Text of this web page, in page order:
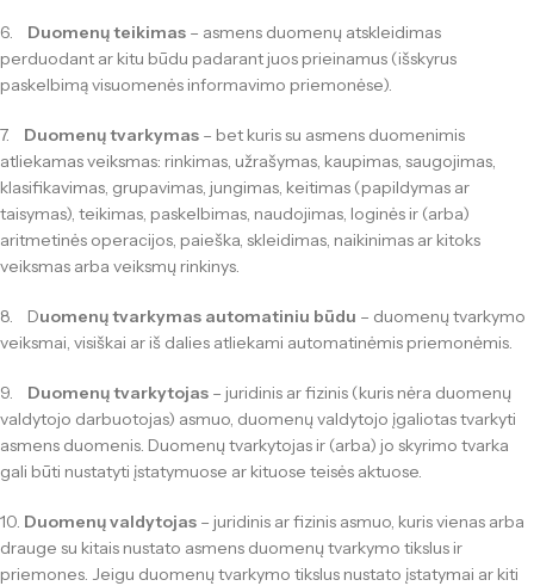
6. Duomenų teikimas – asmens duomenų atskleidimas
perduodant ar kitu būdu padarant juos prieinamus (išskyrus
paskelbimą visuomenės informavimo priemonėse).
7. Duomenų tvarkymas – bet kuris su asmens duomenimis
atliekamas veiksmas: rinkimas, užrašymas, kaupimas, saugojimas,
klasifikavimas, grupavimas, jungimas, keitimas (papildymas ar
taisymas), teikimas, paskelbimas, naudojimas, loginės ir (arba)
aritmetinės operacijos, paieška, skleidimas, naikinimas ar kitoks
veiksmas arba veiksmų rinkinys.
8. Duomenų tvarkymas automatiniu būdu – duomenų tvarkymo
veiksmai, visiškai ar iš dalies atliekami automatinėmis priemonėmis.
9. Duomenų tvarkytojas – juridinis ar fizinis (kuris nėra duomenų
valdytojo darbuotojas) asmuo, duomenų valdytojo įgaliotas tvarkyti
asmens duomenis. Duomenų tvarkytojas ir (arba) jo skyrimo tvarka
gali būti nustatyti įstatymuose ar kituose teisės aktuose.
10. Duomenų valdytojas – juridinis ar fizinis asmuo, kuris vienas arba
drauge su kitais nustato asmens duomenų tvarkymo tikslus ir
priemones. Jeigu duomenų tvarkymo tikslus nustato įstatymai ar kiti